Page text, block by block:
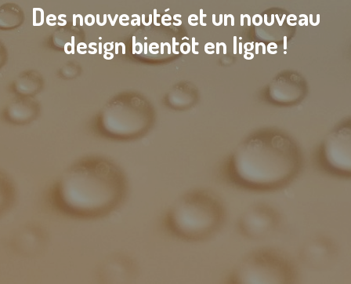
Des nouveautés et un nouveau
design bientôt en ligne !